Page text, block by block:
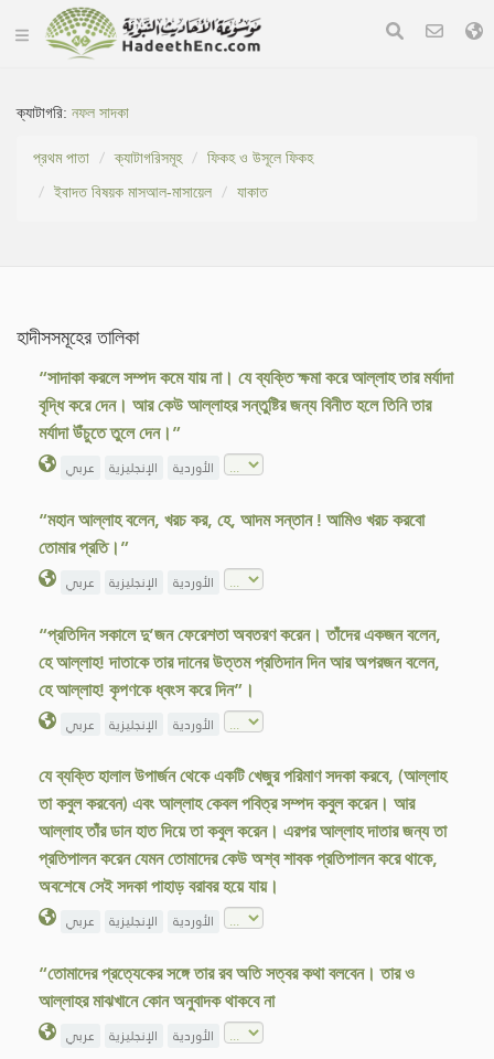
ক্যাটাগরি:নফল সাদকা
প্রথম পাতা
ক্যাটাগরিসমূহ
ফিকহ ও উসূলে ফিকহ
ইবাদত বিষয়ক মাসআল-মাসায়েল
যাকাত
হাদীসসমূহের তালিকা
“সাদাকা করলে সম্পদ কমে যায় না। যে ব্যক্তি ক্ষমা করে আল্লাহ তার মর্যাদা
বৃদ্ধি করে দেন। আর কেউ আল্লাহর সন্তুষ্টির জন্য বিনীত হলে তিনি তার
মর্যাদা উঁচুতে তুলে দেন।”
عربي الإنجليزية الأوردية
“মহান আল্লাহ বলেন, খরচ কর, হে, আদম সন্তান ! আমিও খরচ করবো
তোমার প্রতি।”
عربي الإنجليزية الأوردية
“প্রতিদিন সকালে দু’জন ফেরেশতা অবতরণ করেন। তাঁদের একজন বলেন,
হে আল্লাহ! দাতাকে তার দানের উত্তম প্রতিদান দিন আর অপরজন বলেন,
হে আল্লাহ! কৃপণকে ধ্বংস করে দিন”।
عربي الإنجليزية الأوردية
যে ব্যক্তি হালাল উপার্জন থেকে একটি খেজুর পরিমাণ সদকা করবে, (আল্লাহ
তা কবুল করবেন) এবং আল্লাহ কেবল পবিত্র সম্পদ কবুল করেন। আর
আল্লাহ তাঁর ডান হাত দিয়ে তা কবুল করেন। এরপর আল্লাহ দাতার জন্য তা
প্রতিপালন করেন যেমন তোমাদের কেউ অশ্ব শাবক প্রতিপালন করে থাকে,
অবশেষে সেই সদকা পাহাড় বরাবর হয়ে যায়।
عربي الإنجليزية الأوردية
“তোমাদের প্রত্যেকের সঙ্গে তার রব অতি সত্বর কথা বলবেন। তার ও
আল্লাহর মাঝখানে কোন অনুবাদক থাকবে না
عربي الإنجليزية الأوردية